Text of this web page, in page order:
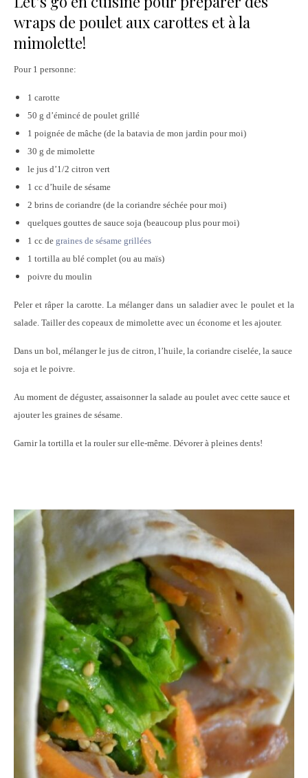
wraps de poulet aux carottes et à la
mimolette!
Pour 1 personne:
1 carotte
50 g d’émincé de poulet grillé
1 poignée de mâche (de la batavia de mon jardin pour moi)
30 g de mimolette
le jus d’1/2 citron vert
1 cc d’huile de sésame
2 brins de coriandre (de la coriandre séchée pour moi)
quelques gouttes de sauce soja (beaucoup plus pour moi)
1 cc de graines de sésame grillées
1 tortilla au blé complet (ou au maïs)
poivre du moulin
Peler et râper la carotte. La mélanger dans un saladier avec le poulet et la
salade. Tailler des copeaux de mimolette avec un économe et les ajouter.
Dans un bol, mélanger le jus de citron, l’huile, la coriandre ciselée, la sauce
soja et le poivre.
Au moment de déguster, assaisonner la salade au poulet avec cette sauce et
ajouter les graines de sésame.
Garnir la tortilla et la rouler sur elle-même. Dévorer à pleines dents!